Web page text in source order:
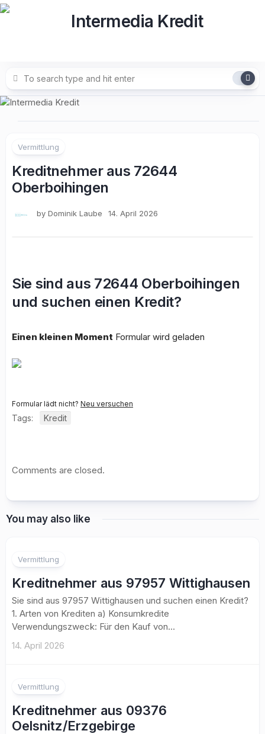
Skip
Vermittlung
Kreditnehmer aus 72644
Oberboihingen
by Dominik Laube 14. April 2026
Sie sind aus 72644 Oberboihingen
und suchen einen Kredit?
Einen kleinen Moment Formular wird geladen
Formular lädt nicht? Neu versuchen
Tags: Kredit
Comments are closed.
You may also like
Vermittlung
Kreditnehmer aus 97957 Wittighausen
Sie sind aus 97957 Wittighausen und suchen einen Kredit?
1. Arten von Krediten a) Konsumkredite
Verwendungszweck: Für den Kauf von...
14. April 2026
Vermittlung
Kreditnehmer aus 09376
Oelsnitz/Erzgebirge